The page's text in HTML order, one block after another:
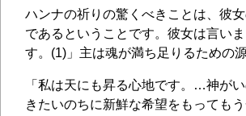
ハンナの祈りの驚くべきことは、彼
であるということです。彼女は言い
す。(1)」主は魂が満ち足りるための源
「私は天にも昇る心地です。…神が
きたいのちに新鮮な希望をもっても